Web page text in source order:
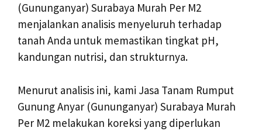
(Gununganyar) Surabaya Murah Per M2
menjalankan analisis menyeluruh terhadap
tanah Anda untuk memastikan tingkat pH,
kandungan nutrisi, dan strukturnya.
Menurut analisis ini, kami Jasa Tanam Rumput
Gunung Anyar (Gununganyar) Surabaya Murah
Per M2 melakukan koreksi yang diperlukan